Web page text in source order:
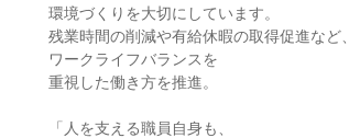
環境づくりを大切にしています。
残業時間の削減や有給休暇の取得促進など、
ワークライフバランスを
重視した働き方を推進。
「人を支える職員自身も、